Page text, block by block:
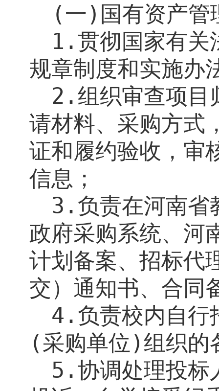
(一) 国有资产
1.贯彻国家有关
规章制度和实施办
2.组织审查项目
请材料、采购方式
证和履约验收，审
信息；
3. 负责在河南省
政府采购系统、河
计划备案、招标代
交）通知书、合同
4. 负责校内自行
(采购单位 )组织的
5.协调处理投标